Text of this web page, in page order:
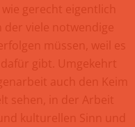
gerecht eigentlich
der viele notwendige
müssen, weil es
gibt. Umgekehrt
auch den Keim
sehen, in der Arbeit
kulturellen Sinn und